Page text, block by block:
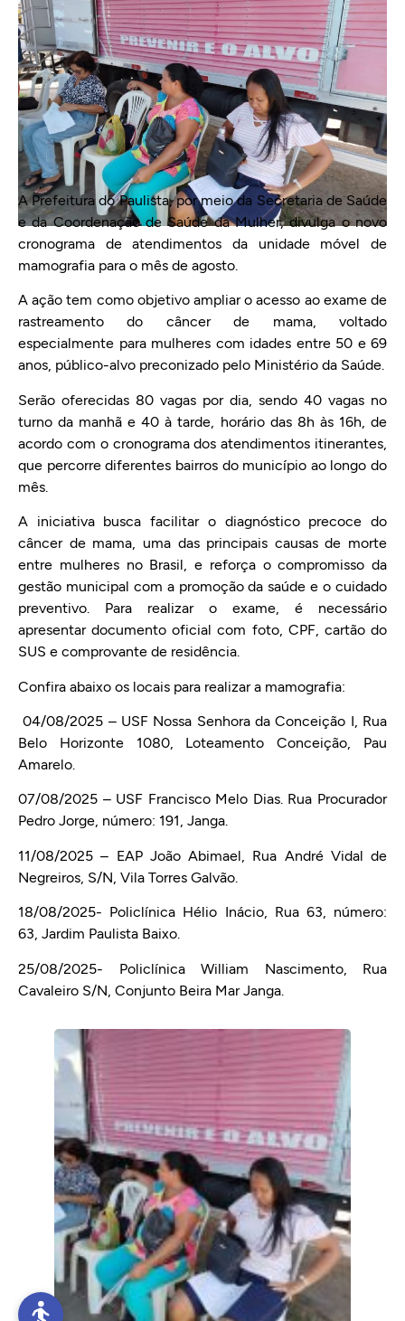
A Prefeitura do Paulista, por meio da Secretaria de Saúde
e da Coordenação de Saúde da Mulher, divulga o novo
cronograma de atendimentos da unidade móvel de
mamografia para o mês de agosto.
A ação tem como objetivo ampliar o acesso ao exame de
rastreamento do câncer de mama, voltado
especialmente para mulheres com idades entre 50 e 69
anos, público-alvo preconizado pelo Ministério da Saúde.
Serão oferecidas 80 vagas por dia, sendo 40 vagas no
turno da manhã e 40 à tarde, horário das 8h às 16h, de
acordo com o cronograma dos atendimentos itinerantes,
que percorre diferentes bairros do município ao longo do
mês.
A iniciativa busca facilitar o diagnóstico precoce do
câncer de mama, uma das principais causas de morte
entre mulheres no Brasil, e reforça o compromisso da
gestão municipal com a promoção da saúde e o cuidado
preventivo. Para realizar o exame, é necessário
apresentar documento oficial com foto, CPF, cartão do
SUS e comprovante de residência.
Confira abaixo os locais para realizar a mamografia:
04/08/2025 – USF Nossa Senhora da Conceição I, Rua
Belo Horizonte 1080, Loteamento Conceição, Pau
Amarelo.
07/08/2025 – USF Francisco Melo Dias. Rua Procurador
Pedro Jorge, número: 191, Janga.
11/08/2025 – EAP João Abimael, Rua André Vidal de
Negreiros, S/N, Vila Torres Galvão.
18/08/2025- Policlínica Hélio Inácio, Rua 63, número:
63, Jardim Paulista Baixo.
25/08/2025- Policlínica William Nascimento, Rua
Cavaleiro S/N, Conjunto Beira Mar Janga.